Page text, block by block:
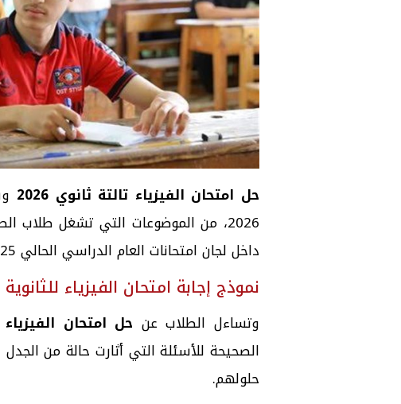
حل امتحان الفيزياء تالتة ثانوي 2026
2026، من الموضوعات التي تشغل طلاب
داخل لجان امتحانات العام الدراسي الحالي 2025 - 2026.
نموذج إجابة امتحان الفيزياء للثانوية
وتساءل الطلاب عن حل امتحان الفيزياء
الصحيحة للأسئلة التي أثارت حالة من
حلولهم.